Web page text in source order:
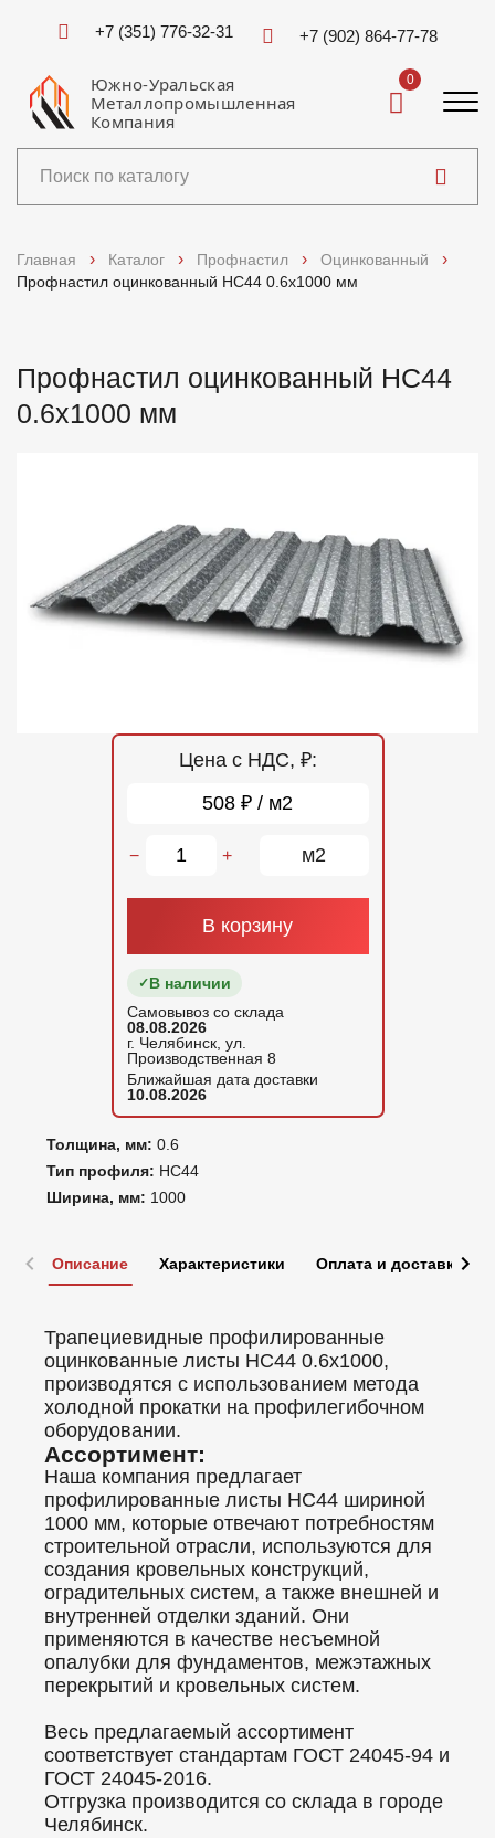
+7 (351) 776-32-31 +7 (902) 864-77-78
Южно-Уральская
Металлопромышленная
Компания
0
Доставка и оплата
Контакты
Главная Каталог Профнастил
Оцинкованный
Профнастил оцинкованный НС44 0.6x1000 мм
Профнастил оцинкованный НС44
0.6x1000 мм
Толщина, мм: 0.6
Тип профиля: НС44
Ширина, мм: 1000
Цена с НДС, ₽:
508 ₽ / м2
− + м2
В корзину
В наличии
Самовывоз со склада
08.08.2026
г. Челябинск, ул.
Производственная 8
Ближайшая дата доставки
10.08.2026
Описание Характеристики Оплата и доставка
Трапециевидные профилированные
оцинкованные листы НС44 0.6x1000,
производятся с использованием метода
холодной прокатки на профилегибочном
оборудовании.
Ассортимент:
Наша компания предлагает
профилированные листы НС44 шириной
1000 мм, которые отвечают потребностям
строительной отрасли, используются для
создания кровельных конструкций,
оградительных систем, а также внешней и
внутренней отделки зданий. Они
применяются в качестве несъемной
опалубки для фундаментов, межэтажных
перекрытий и кровельных систем.
Весь предлагаемый ассортимент
соответствует стандартам ГОСТ 24045-94 и
ГОСТ 24045-2016.
Отгрузка производится со склада в городе
Челябинск.